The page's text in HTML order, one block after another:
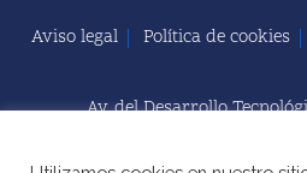
Aviso legal Política de cookies
Av. del Desarrollo